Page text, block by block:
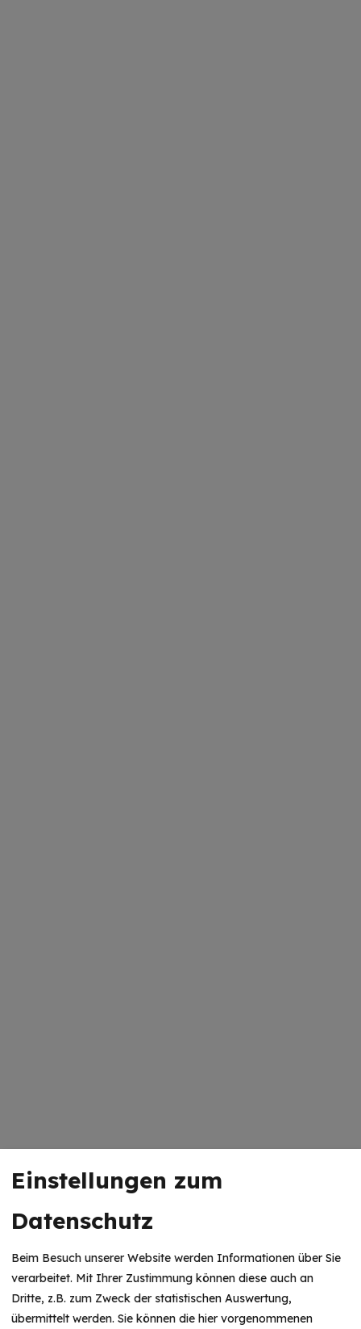
Einstellungen zum
Datenschutz
Beim Besuch unserer Website werden Informationen über Sie
verarbeitet. Mit Ihrer Zustimmung können diese auch an
Dritte, z.B. zum Zweck der statistischen Auswertung,
übermittelt werden. Sie können die hier vorgenommenen